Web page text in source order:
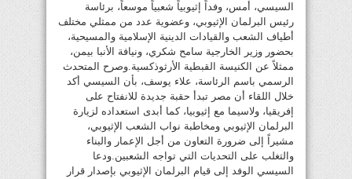
السيسي، أمس، وفداً إثيوبياً شعبياً موسعاً، برئاسة
رئيس البرلمان الإثيوبي، وعضوية عدد من ممثلي مختلف
أطياف الشعب والقيادات الدينية الإسلامية والمسيحية،
بحضور وزير الخارجية سامح شكري، ونيافة الأنبا بيمن،
ممثلاً عن الكنيسة القبطية الأرثوذكسية.وصرح المتحدث
الرسمي باسم الرئاسة، علاء يوسف، بأن السيسي أكد
خلال اللقاء أن مصر تبدأ حقبة جديدة للانفتاح على
إفريقيا، ولاسيما مع إثيوبيا، كما أبدى استعداده لزيارة
البرلمان الإثيوبي ومخاطبة نواب الشعب الإثيوبي،
مشيراً إلى ضرورة التعاون من أجل الإعمار والبناء
والتغلب على التحديات التي تواجه الشعبين.ودعا
السيسي الوفد إلى قيام البرلمان الإثيوبي بإصدار قرار